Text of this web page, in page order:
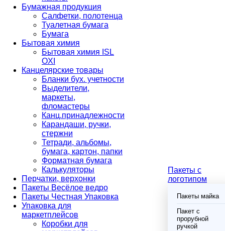
Бумажная продукция
Салфетки, полотенца
Туалетная бумага
Бумага
Бытовая химия
Бытовая химия ISL
OXI
Канцелярские товары
Бланки бух. учетности
Выделители,
маркеты,
фломастеры
Канц.принадлежности
Карандаши, ручки,
стержни
Тетради, альбомы,
бумага, картон, папки
Форматная бумага
Калькуляторы
Перчатки, верхонки
Пакеты Весёлое ведро
Пакеты Честная Упаковка
Упаковка для
маркетплейсов
Коробки для
Пакеты с
логотипом
Пакеты майка
Пакет с
прорубной
ручкой